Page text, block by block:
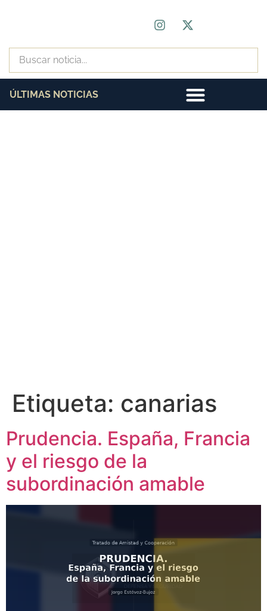
ÚLTIMAS NOTICIAS
Etiqueta: canarias
Prudencia. España, Francia
y el riesgo de la
subordinación amable